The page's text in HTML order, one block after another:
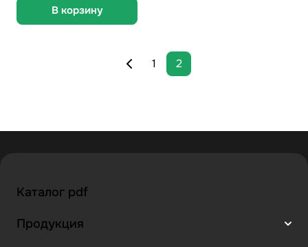
В корзину
1 2
Каталог pdf
Продукция